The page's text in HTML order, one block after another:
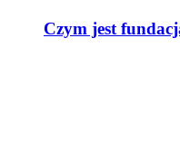
Czym jest